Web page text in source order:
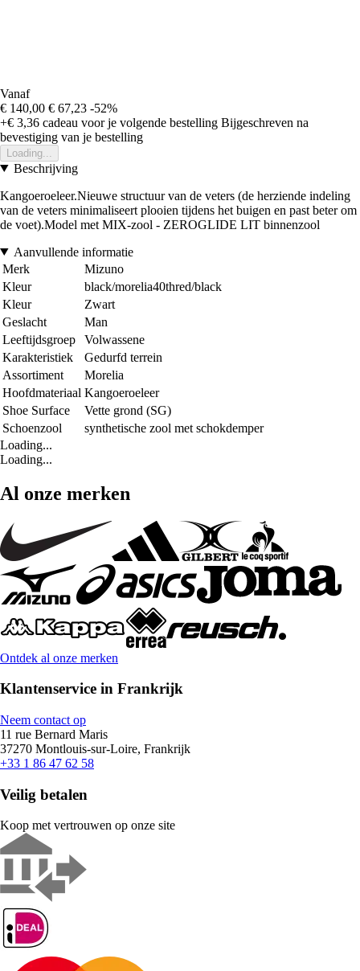
Vanaf
€ 140,00 € 67,23 -52%
+€ 3,36 cadeau voor je volgende bestelling Bijgeschreven na
bevestiging van je bestelling
Loading...
Beschrijving
Kangoeroeleer.Nieuwe structuur van de veters (de herziende indeling
van de veters minimaliseert plooien tijdens het buigen en past beter om
de voet).Model met MIX-zool - ZEROGLIDE LIT binnenzool
Aanvullende informatie
Merk
Mizuno
Kleur
black/morelia40thred/black
Kleur
Zwart
Geslacht
Man
Leeftijdsgroep
Volwassene
Karakteristiek
Gedurfd terrein
Assortiment
Morelia
Hoofdmateriaal Kangoeroeleer
Shoe Surface
Vette grond (SG)
Schoenzool
synthetische zool met schokdemper
Loading...
Loading...
Al onze merken
Ontdek al onze merken
Klantenservice in Frankrijk
Neem contact op
11 rue Bernard Maris
37270 Montlouis-sur-Loire, Frankrijk
+33 1 86 47 62 58
Veilig betalen
Koop met vertrouwen op onze site